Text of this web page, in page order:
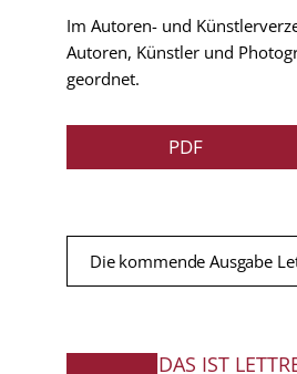
Im Autoren- und
Autoren, Künstler und
geordnet.
PDF
Die kommende Ausgabe
DAS IST